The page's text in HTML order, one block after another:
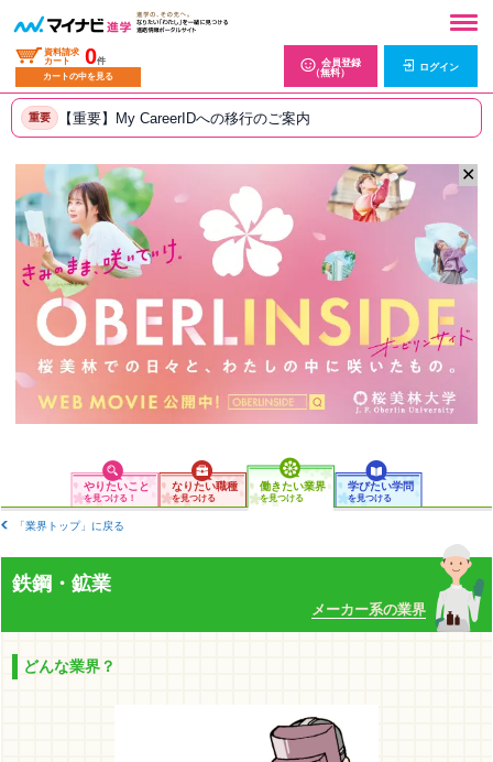
資料請求
カート
0件
カートの中を見る
会員登録
（無料）
ログイン
重要 【重要】My CareerIDへの移行のご案内
✕
やりたいこと
を見つける！
なりたい職種
を見つける
働きたい業界
を見つける
学びたい学問
を見つける
「業界トップ」に戻る
鉄鋼・鉱業
メーカー系の業界
どんな業界？